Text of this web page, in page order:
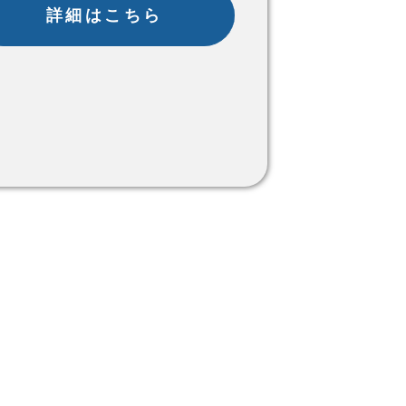
詳細はこちら